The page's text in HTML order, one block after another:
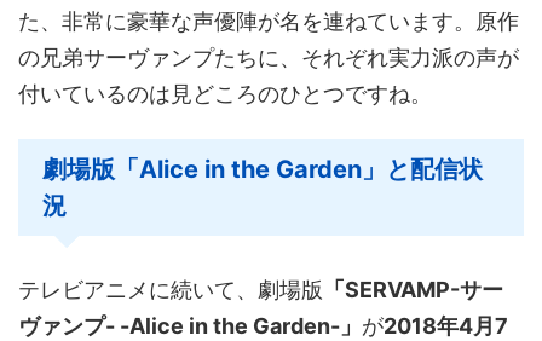
た、非常に豪華な声優陣が名を連ねています。原作
の兄弟サーヴァンプたちに、それぞれ実力派の声が
付いているのは見どころのひとつですね。
劇場版「Alice in the Garden」と配信状
況
テレビアニメに続いて、劇場版 「SERVAMP-サー
ヴァンプ- -Alice in the Garden-」 が2018年4月7